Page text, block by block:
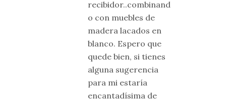
recibidor..combinand
o con muebles de
madera lacados en
blanco. Espero que
quede bien, si tienes
alguna sugerencia
para mi estaría
encantadísima de